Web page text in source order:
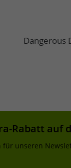
Dangerous
Rabatt auf
für unseren